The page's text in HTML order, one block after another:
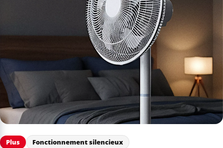
Plus
Fonctionnement silencieux